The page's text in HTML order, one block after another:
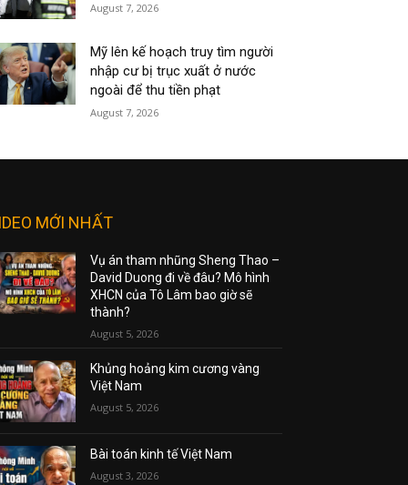
August 7, 2026
Mỹ lên kế hoạch truy tìm người
nhập cư bị trục xuất ở nước
ngoài để thu tiền phạt
August 7, 2026
MỚI NHẤT
Vụ án tham nhũng Sheng Thao –
David Duong đi về đâu? Mô hình
XHCN của Tô Lâm bao giờ sẽ
thành?
August 5, 2026
Khủng hoảng kim cương vàng
Việt Nam
August 5, 2026
Bài toán kinh tế Việt Nam
August 3, 2026